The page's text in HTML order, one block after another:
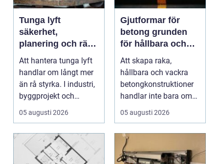
Tunga lyft
säkerhet,
planering och rätt
utrustning
Att hantera tunga lyft
handlar om långt mer
än rå styrka. I industri,
byggprojekt och
infrastruktur ...
05 augusti 2026
Gjutformar för
betong grunden
för hållbara och
precisa
konstruktioner
Att skapa raka,
hållbara och vackra
betongkonstruktioner
handlar inte bara om
rätt betongrecept elle...
05 augusti 2026